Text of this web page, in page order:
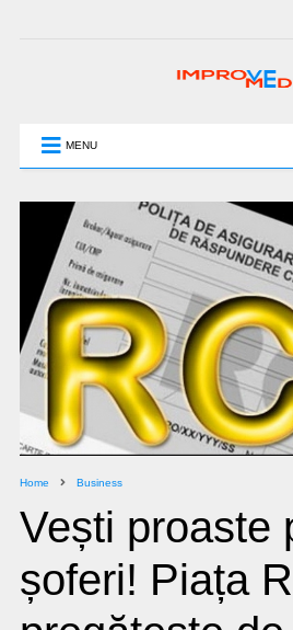
MENU
Home Business
Vești proaste
șoferi! Piața